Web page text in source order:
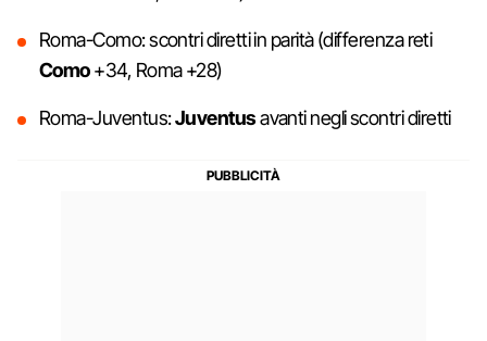
Roma-Como: scontri diretti in parità (differenza reti
Como+34, Roma +28)
Roma-Juventus:Juventusavanti negli scontri diretti